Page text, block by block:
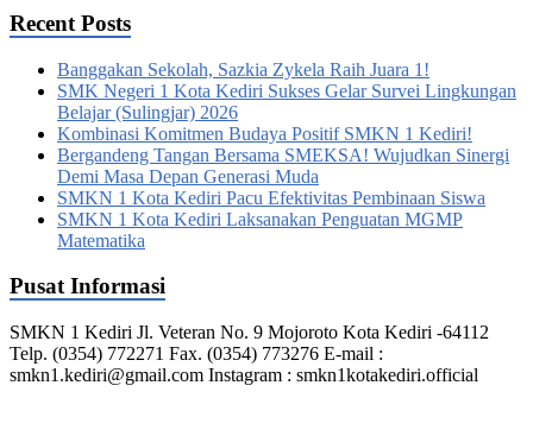
Recent Posts
Banggakan Sekolah, Sazkia Zykela Raih Juara 1!
SMK Negeri 1 Kota Kediri Sukses Gelar Survei Lingkungan
Belajar (Sulingjar) 2026
Kombinasi Komitmen Budaya Positif SMKN 1 Kediri!
Bergandeng Tangan Bersama SMEKSA! Wujudkan Sinergi
Demi Masa Depan Generasi Muda
SMKN 1 Kota Kediri Pacu Efektivitas Pembinaan Siswa
SMKN 1 Kota Kediri Laksanakan Penguatan MGMP
Matematika
Pusat Informasi
SMKN 1 Kediri Jl. Veteran No. 9 Mojoroto Kota Kediri -64112
Telp. (0354) 772271 Fax. (0354) 773276 E-mail :
smkn1.kediri@gmail.com Instagram : smkn1kotakediri.official